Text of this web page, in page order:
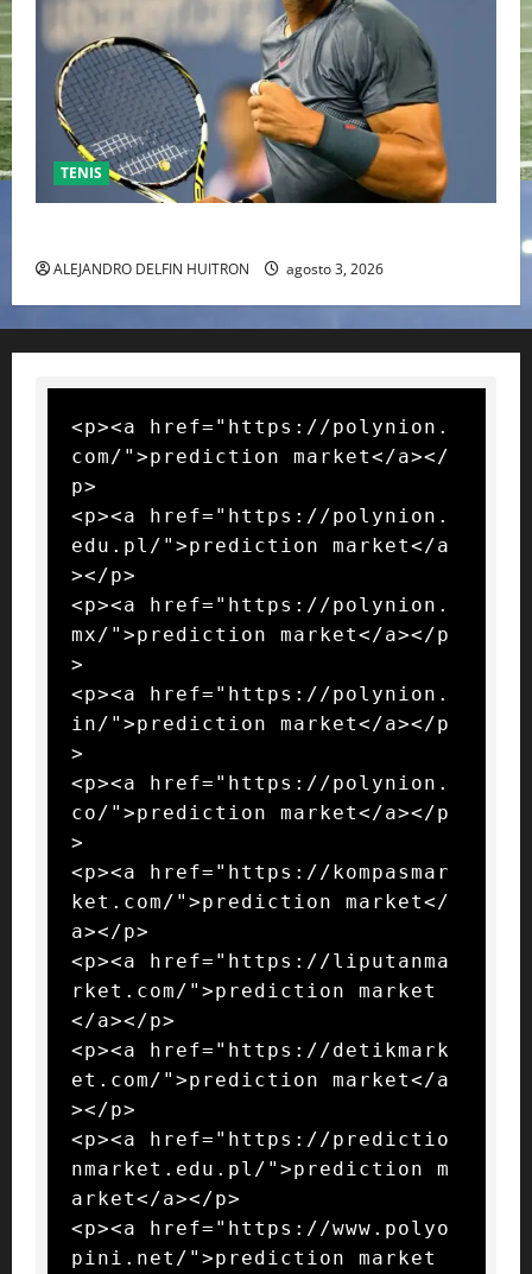
TENIS
ALEJANDRO DELFIN HUITRON agosto 3, 2026
<p><a href="https://polynion.
com/">prediction market</a></
p>
<p><a href="https://polynion.
edu.pl/">prediction market</a
></p>
<p><a href="https://polynion.
mx/">prediction market</a></p
>
<p><a href="https://polynion.
in/">prediction market</a></p
>
<p><a href="https://polynion.
co/">prediction market</a></p
>
<p><a href="https://kompasmar
ket.com/">prediction market</
a></p>
<p><a href="https://liputanma
rket.com/">prediction market
</a></p>
<p><a href="https://detikmark
et.com/">prediction market</a
></p>
<p><a href="https://predictio
nmarket.edu.pl/">prediction m
arket</a></p>
<p><a href="https://www.polyo
pini.net/">prediction market